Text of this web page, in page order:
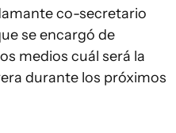
co-secretario
se encargó de
medios cuál será la
durante los próximos